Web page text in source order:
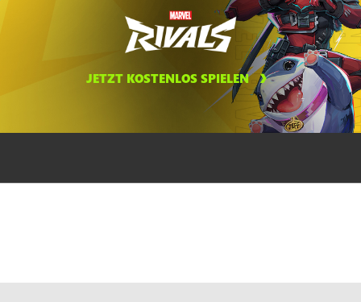
JETZT KOSTENLOS SPIELEN